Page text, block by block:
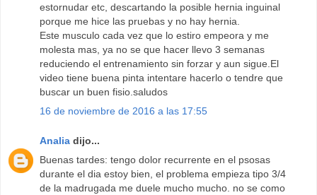
estornudar etc, descartando la posible hernia inguinal
porque me hice las pruebas y no hay hernia.
Este musculo cada vez que lo estiro empeora y me
molesta mas, ya no se que hacer llevo 3 semanas
reduciendo el entrenamiento sin forzar y aun sigue.El
video tiene buena pinta intentare hacerlo o tendre que
buscar un buen fisio.saludos
16 de noviembre de 2016 a las 17:55
Analia dijo...
Buenas tardes: tengo dolor recurrente en el psosas
durante el dia estoy bien, el problema empieza tipo 3/4
de la madrugada me duele mucho mucho. no se como